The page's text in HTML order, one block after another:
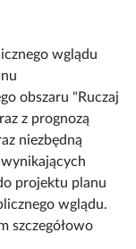
wglądu
obszaru "Ruczaj
z prognozą
niezbędną
projektu planu
wglądu.
szczegółowo